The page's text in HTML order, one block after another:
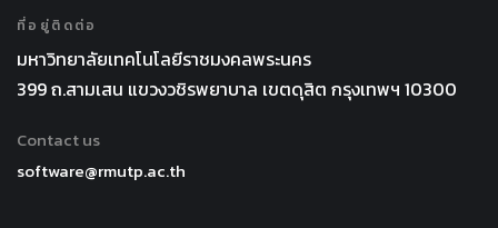
ที่อยู่ติดต่อ
มหาวิทยาลัยเทคโนโลยีราชมงคลพระนคร
399 ถ.สามเสน แขวงวชิรพยาบาล เขตดุสิต กรุงเทพฯ 10300
Contact us
software@rmutp.ac.th